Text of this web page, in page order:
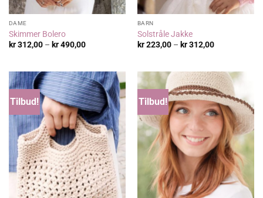
DAME
Skimmer Bolero
kr312,00 – kr490,00Prisområde:
BARN
Solstråle Jakke
kr223,00 – kr312,00Prisområde:
Tilbud! Tilbud!